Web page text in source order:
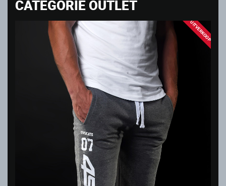
CATEGORIE OUTLET
UITVERKOOP